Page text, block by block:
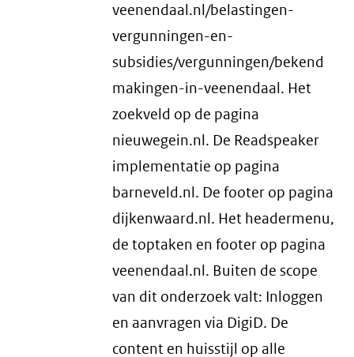
veenendaal.nl/belastingen-
vergunningen-en-
subsidies/vergunningen/bekend
makingen-in-veenendaal. Het
zoekveld op de pagina
nieuwegein.nl. De Readspeaker
implementatie op pagina
barneveld.nl. De footer op pagina
dijkenwaard.nl. Het headermenu,
de toptaken en footer op pagina
veenendaal.nl. Buiten de scope
van dit onderzoek valt: Inloggen
en aanvragen via DigiD. De
content en huisstijl op alle